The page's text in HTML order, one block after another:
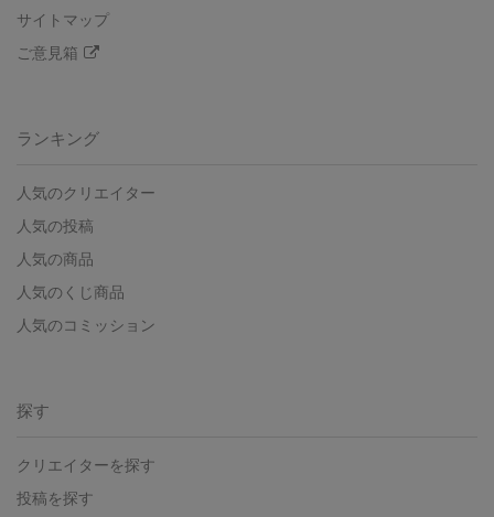
サイトマップ
ご意見箱
ランキング
人気のクリエイター
人気の投稿
人気の商品
人気のくじ商品
人気のコミッション
探す
クリエイターを探す
投稿を探す